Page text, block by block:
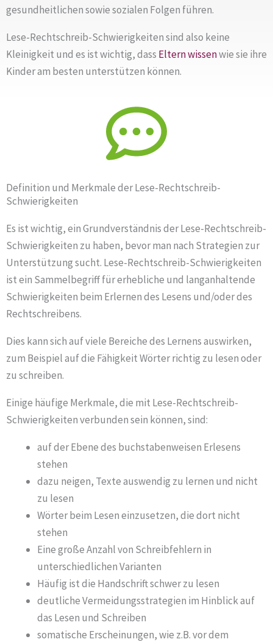
gesundheitlichen sowie sozialen Folgen führen.
Lese-Rechtschreib-Schwierigkeiten sind also keine
Kleinigkeit und es ist wichtig, dass Elternwissenwie sie ihre
Kinder am besten unterstützen können.
Definition und Merkmale der Lese-Rechtschreib-
Schwierigkeiten
Es ist wichtig, ein Grundverständnis der Lese-Rechtschreib-
Schwierigkeiten zu haben, bevor man nach Strategien zur
Unterstützung sucht. Lese-Rechtschreib-Schwierigkeiten
ist ein Sammelbegriff für erhebliche und langanhaltende
Schwierigkeiten beim Erlernen des Lesens und/oder des
Rechtschreibens.
Dies kann sich auf viele Bereiche des Lernens auswirken,
zum Beispiel auf die Fähigkeit Wörter richtig zu lesen oder
zu schreiben.
Einige häufige Merkmale, die mit Lese-Rechtschreib-
Schwierigkeiten verbunden sein können, sind:
auf der Ebene des buchstabenweisen Erlesens
stehen
dazu neigen, Texte auswendig zu lernen und nicht
zu lesen
Wörter beim Lesen einzusetzen, die dort nicht
stehen
Eine große Anzahl von Schreibfehlern in
unterschiedlichen Varianten
Häufig ist die Handschrift schwer zu lesen
deutliche Vermeidungsstrategien im Hinblick auf
das Lesen und Schreiben
somatische Erscheinungen, wie z.B. vor dem